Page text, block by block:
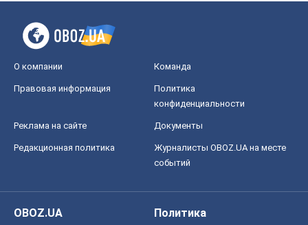
О компании Команда
Правовая информация
Политика
конфиденциальности
Реклама на сайте Документы
Редакционная политика
Журналисты OBOZ.UA на месте
событий
OBOZ.UA
Политика